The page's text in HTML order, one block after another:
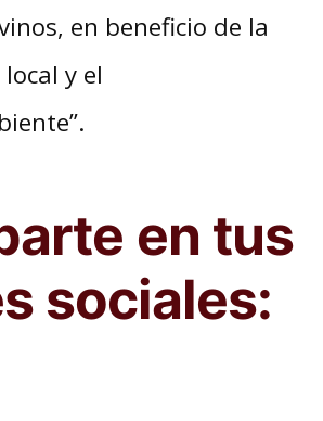
en beneficio de la
y el
en tus
sociales: